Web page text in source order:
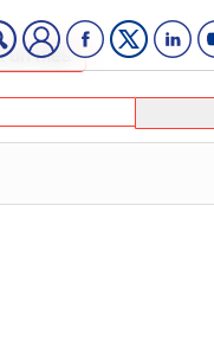
un mes